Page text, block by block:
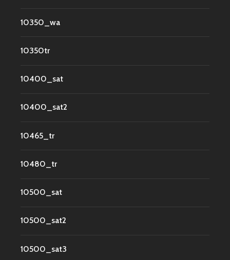
10350_wa
10350tr
10400_sat
10400_sat2
10465_tr
10480_tr
10500_sat
10500_sat2
10500_sat3